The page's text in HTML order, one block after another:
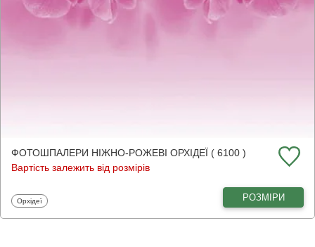
ФОТОШПАЛЕРИ НІЖНО-РОЖЕВІ ОРХІДЕЇ ( 6100 )
Вартість залежить від розмірів
Фотошпалери
Орхідеї РОЗМІРИ